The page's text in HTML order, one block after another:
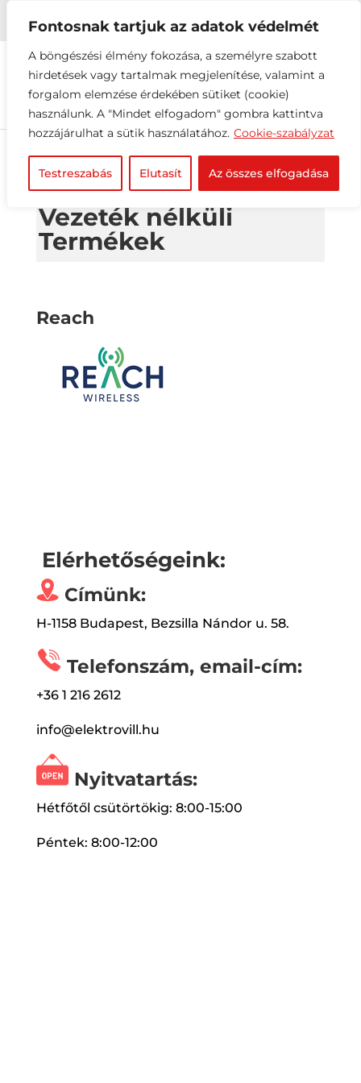
Fontosnak tartjuk az adatok védelmét
A böngészési élmény fokozása, a személyre szabott
hirdetések vagy tartalmak megjelenítése, valamint a
forgalom elemzése érdekében sütiket (cookie)
használunk. A "Mindet elfogadom" gombra kattintva
hozzájárulhat a sütik használatához. Cookie-szabályzat
Testreszabás Elutasít Az összes elfogadása
 +36 1 216 2612 info@elektrovill.hu
Vezeték nélküli
Termékek
Reach
Elérhetőségeink:
Címünk:
H-1158 Budapest, Bezsilla Nándor u. 58.
Telefonszám, email-cím:
+36 1 216 2612
info@elektrovill.hu
Nyitvatartás:
Hétfőtől csütörtökig: 8:00-15:00
Péntek: 8:00-12:00